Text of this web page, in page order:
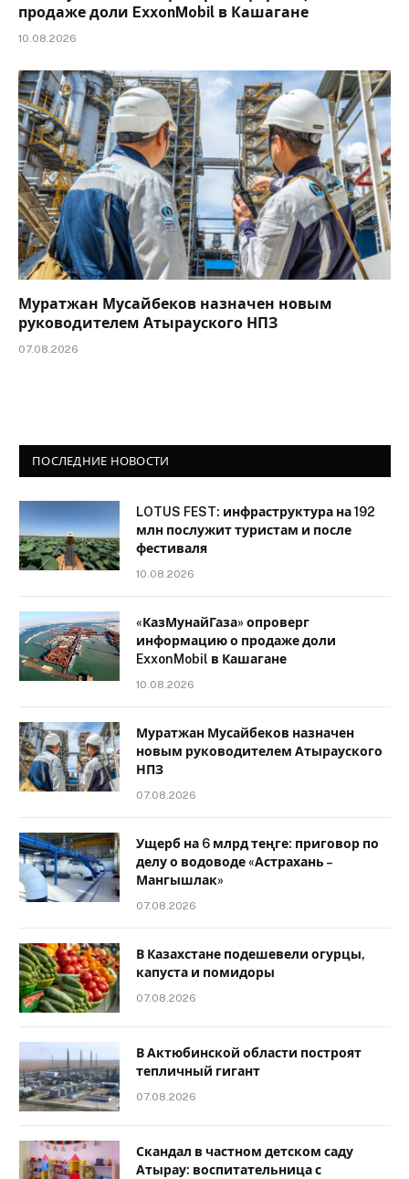
продаже доли ExxonMobil в Кашагане
10.08.2026
Муратжан Мусайбеков назначен новым
руководителем Атырауского НПЗ
07.08.2026
ПОСЛЕДНИЕ НОВОСТИ
LOTUS FEST: инфраструктура на 192
млн послужит туристам и после
фестиваля
10.08.2026
«КазМунайГаза» опроверг
информацию о продаже доли
ExxonMobil в Кашагане
10.08.2026
Муратжан Мусайбеков назначен
новым руководителем Атырауского
НПЗ
07.08.2026
Ущерб на 6 млрд теңге: приговор по
делу о водоводе «Астрахань –
Мангышлак»
07.08.2026
В Казахстане подешевели огурцы,
капуста и помидоры
07.08.2026
В Актюбинской области построят
тепличный гигант
07.08.2026
Скандал в частном детском саду
Атырау: воспитательница с